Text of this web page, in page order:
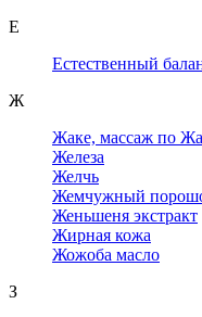
Е
Естественный
Ж
Жаке, массаж по
Железа
Желчь
Жемчужный
Женьшеня экстракт
Жирная кожа
Жожоба масло
З